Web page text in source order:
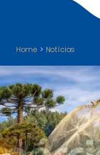
Home Notícias